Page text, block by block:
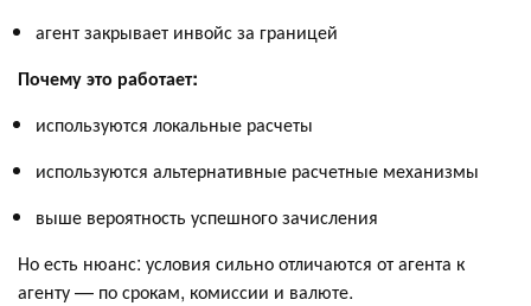
агент закрывает инвойс за границей
Почему это работает:
используются локальные расчеты
используются альтернативные расчетные механизмы
выше вероятность успешного зачисления
Но есть нюанс: условия сильно отличаются от агента к
агенту — по срокам, комиссии и валюте.